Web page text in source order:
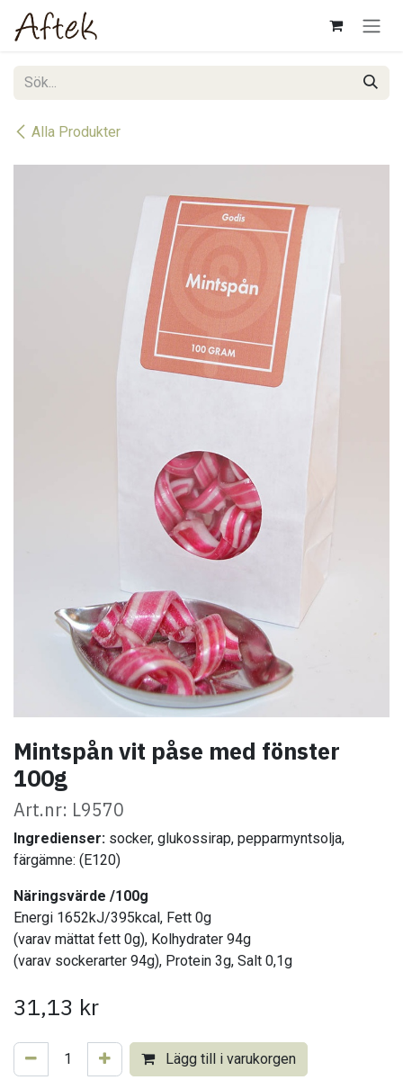
Hoppa till innehåll
Alla Produkter
Mintspån vit påse med fönster
100g
Art.nr: L9570
Ingredienser: socker, glukossirap, pepparmyntsolja,
färgämne: (E120)
Näringsvärde /100g
Energi 1652kJ/395kcal, Fett 0g
(varav mättat fett 0g), Kolhydrater 94g
(varav sockerarter 94g), Protein 3g, Salt 0,1g
31,13 kr
Lägg till i varukorgen